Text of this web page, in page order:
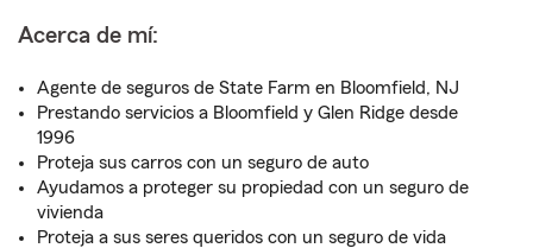
Acerca de mí:
Agente de seguros de State Farm en Bloomfield, NJ
Prestando servicios a Bloomfield y Glen Ridge desde
1996
Proteja sus carros con un seguro de auto
Ayudamos a proteger su propiedad con un seguro de
vivienda
Proteja a sus seres queridos con un seguro de vida